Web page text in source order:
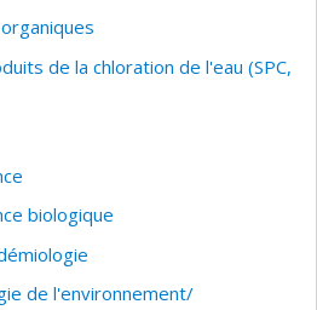
de la chloration de l'eau (SPC,
biologique
de l'environnement/